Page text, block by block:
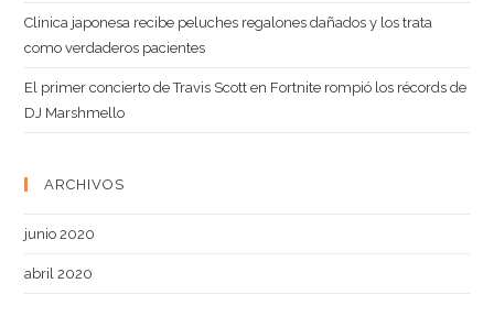
Clinica japonesa recibe peluches regalones dañados y los trata
como verdaderos pacientes
El primer concierto de Travis Scott en Fortnite rompió los récords de
DJ Marshmello
ARCHIVOS
junio 2020
abril 2020